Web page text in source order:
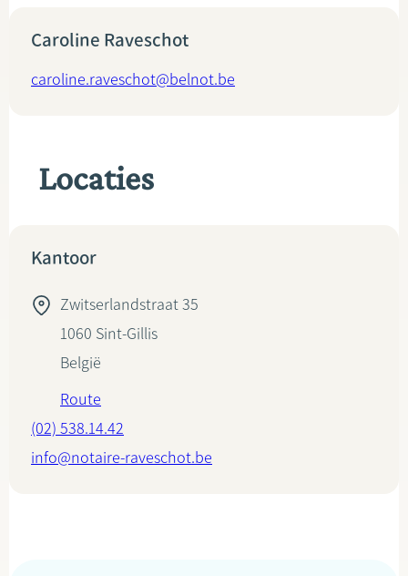
Caroline Raveschot
caroline.raveschot@belnot.be
Locaties
Kantoor
Zwitserlandstraat 35
1060 Sint-Gillis
België
Route
(02) 538.14.42
info@notaire-raveschot.be